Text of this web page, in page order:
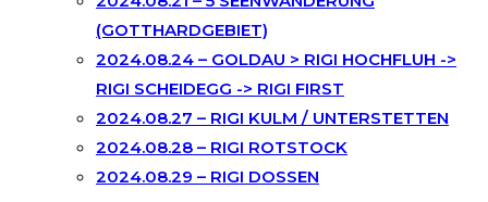
(GOTTHARDGEBIET)
2024.08.24 – GOLDAU > RIGI HOCHFLUH ->
RIGI SCHEIDEGG -> RIGI FIRST
2024.08.27 – RIGI KULM / UNTERSTETTEN
2024.08.28 – RIGI ROTSTOCK
2024.08.29 – RIGI DOSSEN